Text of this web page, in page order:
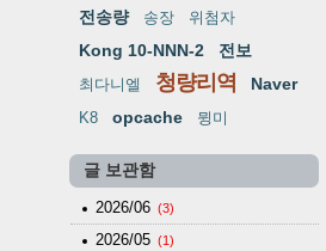
전송량 송장 위첨자
Kong 10-NNN-2 전보
최다니엘 청량리역 Naver
K8 opcache 뮝미
글 보관함
2026/06 (3)
2026/05 (1)